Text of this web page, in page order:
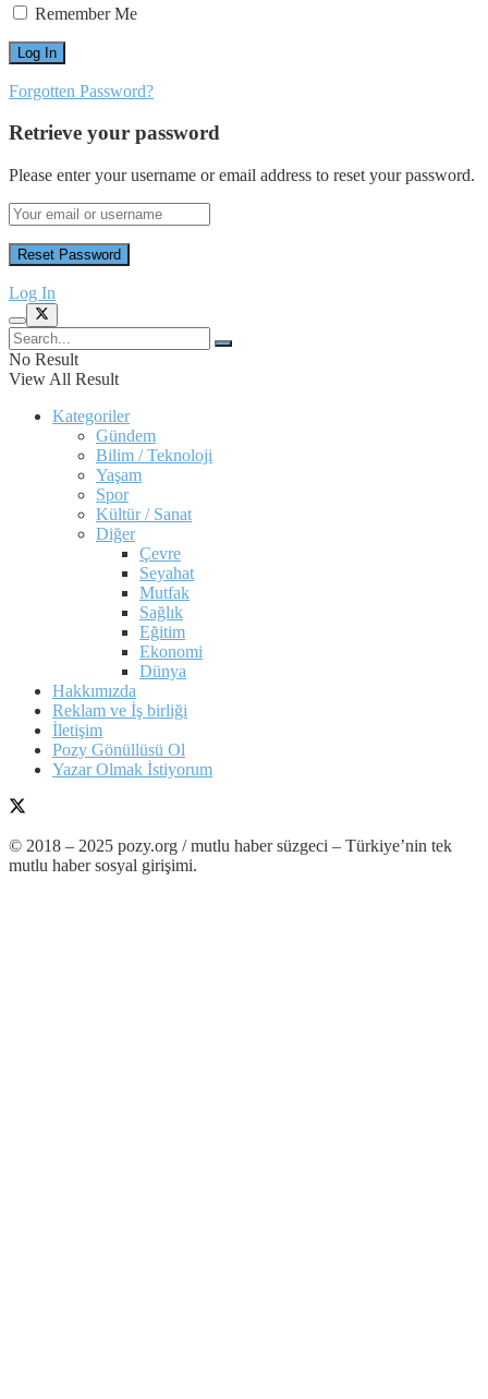
Remember Me
Forgotten Password?
Retrieve your password
Please enter your username or email address to reset your password.
Log In
No Result
View All Result
Kategoriler
Gündem
Bilim / Teknoloji
Yaşam
Spor
Kültür / Sanat
Diğer
Çevre
Seyahat
Mutfak
Sağlık
Eğitim
Ekonomi
Dünya
Hakkımızda
Reklam ve İş birliği
İletişim
Pozy Gönüllüsü Ol
Yazar Olmak İstiyorum
© 2018 – 2025 pozy.org / mutlu haber süzgeci – Türkiye’nin tek
mutlu haber sosyal girişimi.